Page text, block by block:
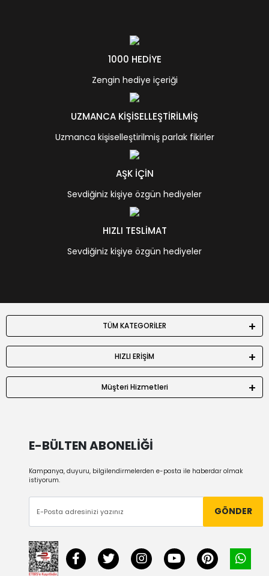
1000 HEDİYE
Zengin hediye içeriği
UZMANCA KİŞİSELLEŞTİRİLMİŞ
Uzmanca kişiselleştirilmiş parlak fikirler
AŞK İÇİN
Sevdiğiniz kişiye özgün hediyeler
HIZLI TESLİMAT
Sevdiğiniz kişiye özgün hediyeler
TÜM KATEGORİLER
HIZLI ERİŞİM
Müşteri Hizmetleri
E-BÜLTEN ABONELİĞİ
Kampanya, duyuru, bilgilendirmelerden e-posta ile haberdar olmak
istiyorum.
GÖNDER